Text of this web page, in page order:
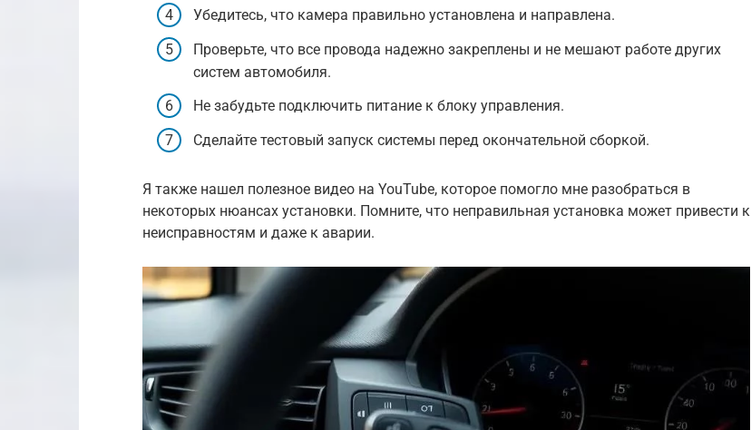
Убедитесь, что камера правильно установлена и направлена.
Проверьте, что все провода надежно закреплены и не мешают работе других
систем автомобиля.
Не забудьте подключить питание к блоку управления.
Сделайте тестовый запуск системы перед окончательной сборкой.
Я также нашел полезное видео на YouTube, которое помогло мне разобраться в
некоторых нюансах установки. Помните, что неправильная установка может привести к
неисправностям и даже к аварии.